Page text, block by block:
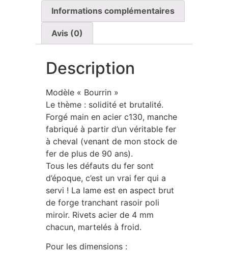
Informations complémentaires
Avis (0)
Description
Modèle « Bourrin »
Le thème : solidité et brutalité.
Forgé main en acier c130, manche
fabriqué à partir d’un véritable fer
à cheval (venant de mon stock de
fer de plus de 90 ans).
Tous les défauts du fer sont
d’époque, c’est un vrai fer qui a
servi ! La lame est en aspect brut
de forge tranchant rasoir poli
miroir. Rivets acier de 4 mm
chacun, martelés à froid.
Pour les dimensions :